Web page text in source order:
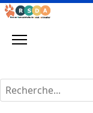
Rechercher